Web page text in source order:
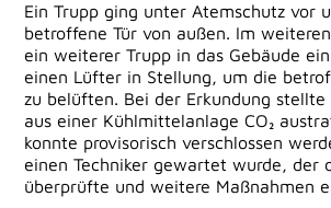
Ein Trupp ging unter Atemschutz vor
betroffene Tür von außen. Im
ein weiterer Trupp in das Gebäude
einen Lüfter in Stellung, um die
zu belüften. Bei der Erkundung stellte
aus einer Kühlmittelanlage CO₂
konnte provisorisch verschlossen
einen Techniker gewartet wurde, der
überprüfte und weitere Maßnahmen